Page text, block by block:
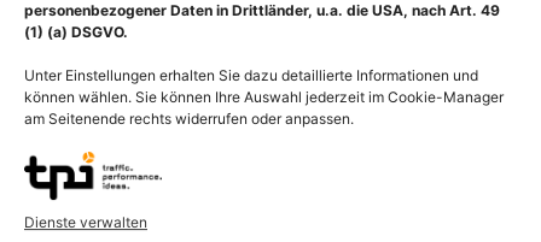
personenbezogener Daten in Drittländer, u.a. die USA, nach Art. 49
(1) (a) DSGVO.
Unter Einstellungen erhalten Sie dazu detaillierte Informationen und
können wählen. Sie können Ihre Auswahl jederzeit im Cookie-Manager
am Seitenende rechts widerrufen oder anpassen.
Dienste verwalten